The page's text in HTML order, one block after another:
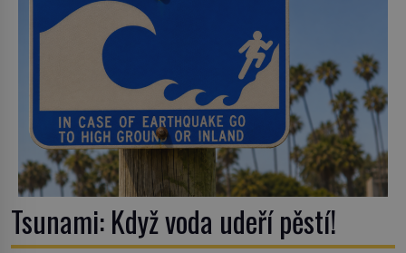
Tsunami: Když voda udeří pěstí!